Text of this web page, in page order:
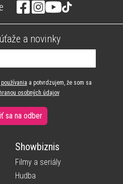
a novinky
a potvrdzujem, že som sa
osobných údajov
sa na odber
Showbiznis
Filmy a seriály
Hudba